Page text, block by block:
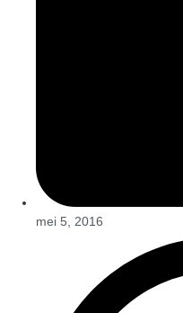
mei 5, 2016